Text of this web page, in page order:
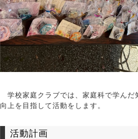
学校家庭クラブでは、家庭科で学んだ
向上を目指して活動をします。
活動計画